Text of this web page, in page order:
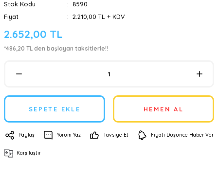
Stok Kodu
8590
Fiyat
2.210,00 TL + KDV
2.652,00 TL
*486,20 TL den başlayan taksitlerle!!
SEPETE EKLE HEMEN AL
Paylaş Yorum Yaz Tavsiye Et Fiyatı Düşünce Haber Ver
Karşılaştır